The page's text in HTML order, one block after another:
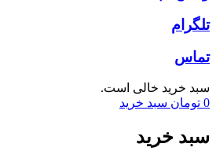
تلگرام
تماس
سبد خرید خالی است.
0 تومان سبد خرید
سبد خرید